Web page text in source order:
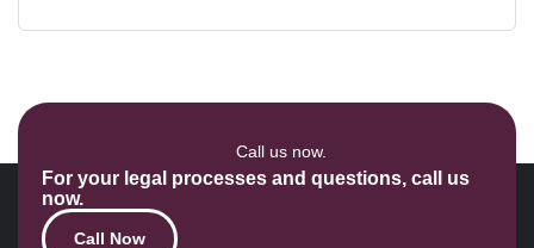
Call us now.
For your legal processes and questions, call us
now.
Call Now